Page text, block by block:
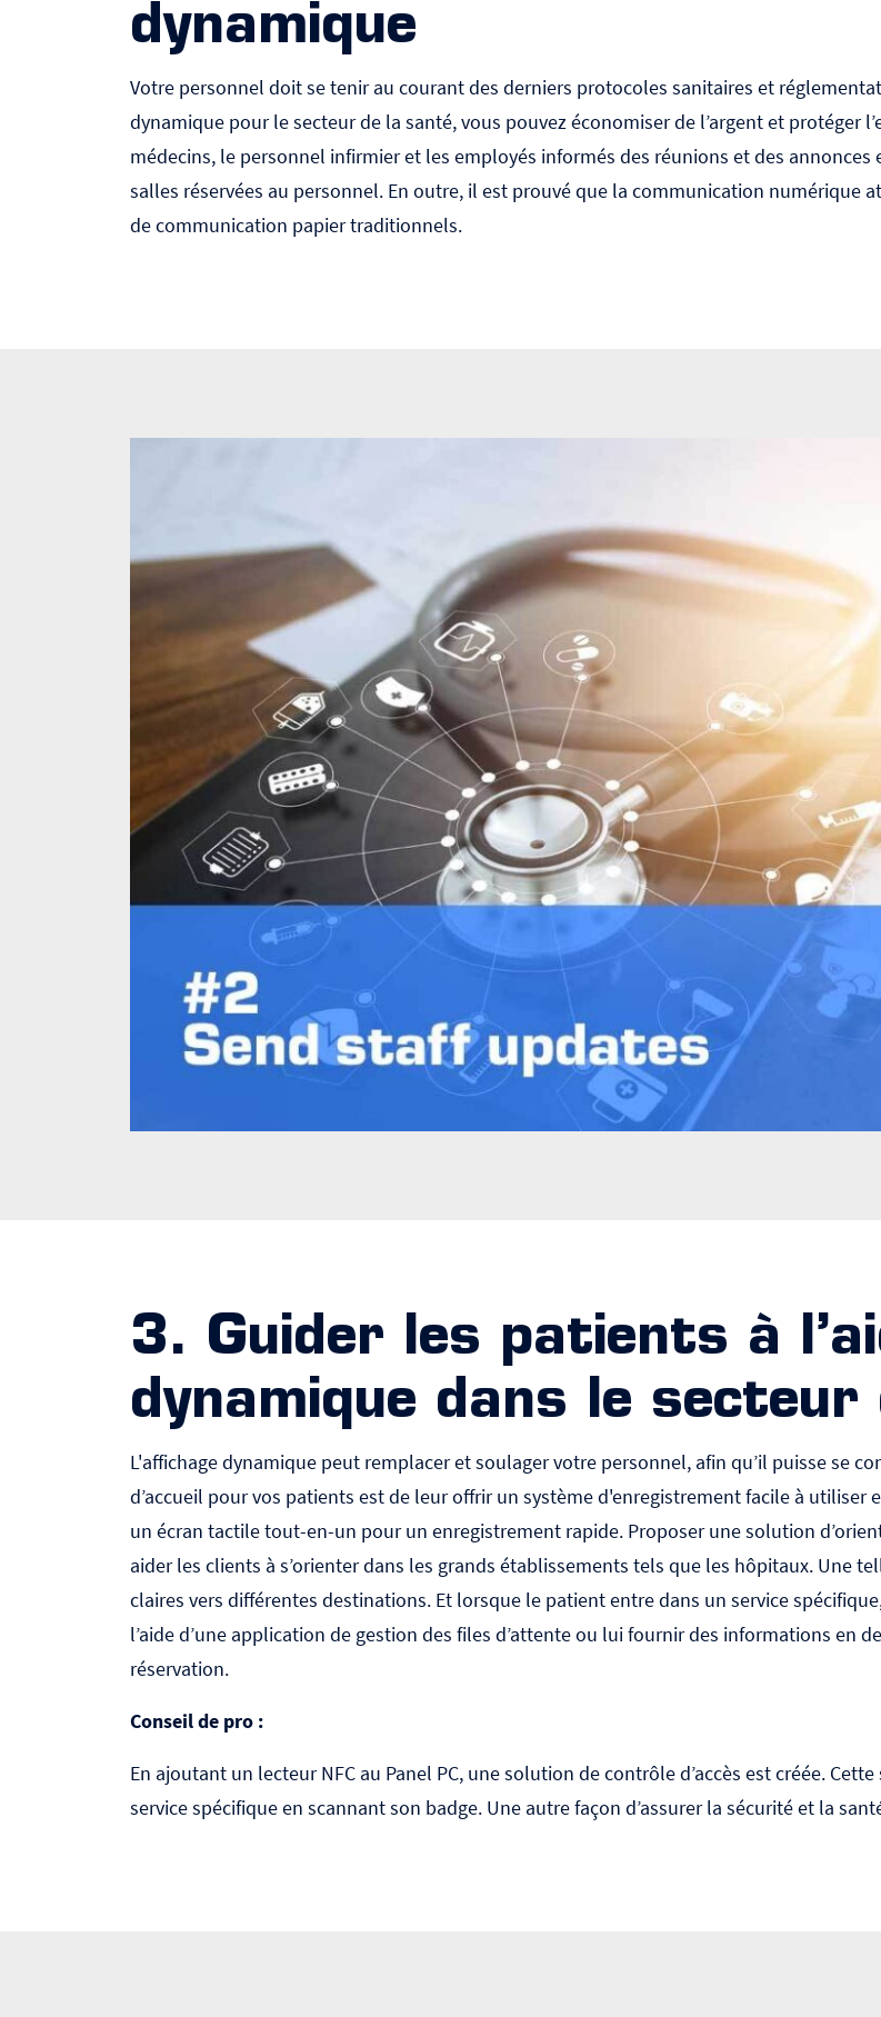
dynamique
Votre personnel doit se tenir au courant des derniers protocoles sanitaires et
dynamique pour le secteur de la santé, vous pouvez économiser de l’argent et protéger
médecins, le personnel infirmier et les employés informés des réunions et des
salles réservées au personnel. En outre, il est prouvé que la communication numérique
de communication papier traditionnels.
3. Guider les patients à
dynamique dans le
L'affichage dynamique peut remplacer et soulager votre personnel, afin qu’il puisse se
d’accueil pour vos patients est de leur offrir un système d'enregistrement facile à utiliser
un écran tactile tout-en-un pour un enregistrement rapide. Proposer une solution
aider les clients à s’orienter dans les grands établissements tels que les hôpitaux. Une
claires vers différentes destinations. Et lorsque le patient entre dans un service
l’aide d’une application de gestion des files d’attente ou lui fournir des informations en
réservation.
Conseil de pro :
En ajoutant un lecteur NFC au Panel PC, une solution de contrôle d’accès est créée.
service spécifique en scannant son badge. Une autre façon d’assurer la sécurité et la